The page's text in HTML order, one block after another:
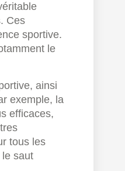
Ces
sportive.
le
ainsi
exemple, la
efficaces,
tous les
saut